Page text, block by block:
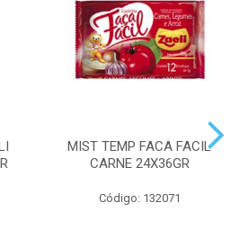
MIST TEMP FACA FACIL
CARNE 24X36GR
Código: 132071